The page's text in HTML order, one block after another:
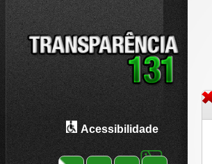
Acessibilidade